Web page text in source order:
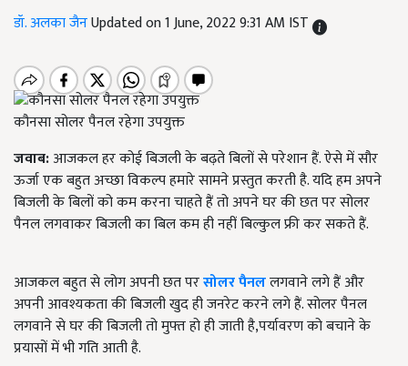
डॉ. अलका जैनUpdated on 1 June, 2022 9:31 AM IST
कौनसा सोलर पैनल रहेगा उपयुक्त
जवाब:आजकल हर कोई बिजली के बढ़ते बिलों से परेशान हैं. ऐसे में सौर
ऊर्जा एक बहुत अच्छा विकल्प हमारे सामने प्रस्तुत करती है. यदि हम अपने
बिजली के बिलों को कम करना चाहते हैं तो अपने घर की छत पर सोलर
पैनल लगवाकर बिजली का बिल कम ही नहीं बिल्कुल फ्री कर सकते हैं.
आजकल बहुत से लोग अपनी छत परसोलर पैनललगवाने लगे हैं और
अपनी आवश्यकता की बिजली खुद ही जनरेट करने लगे हैं. सोलर पैनल
लगवाने से घर की बिजली तो मुफ्त हो ही जाती है,पर्यावरण को बचाने के
प्रयासों में भी गति आती है.